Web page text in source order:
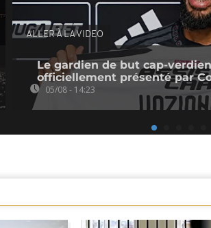
ALLER À LA VIDEO
Le gardien de but cap-
officiellement présenté par
05/08 - 14:23